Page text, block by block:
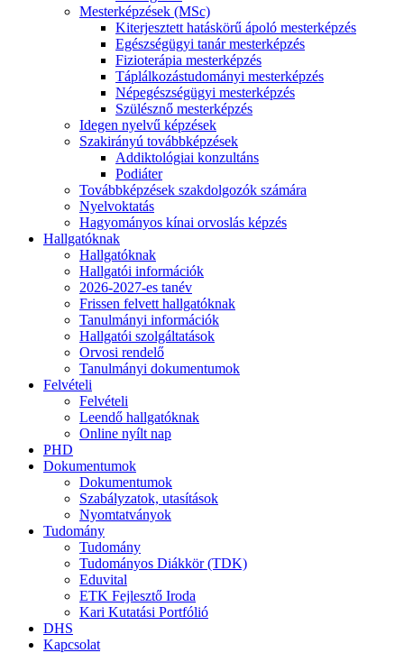
Mesterképzések (MSc)
Kiterjesztett hatáskörű ápoló mesterképzés
Egészségügyi tanár mesterképzés
Fizioterápia mesterképzés
Táplálkozástudományi mesterképzés
Népegészségügyi mesterképzés
Szülésznő mesterképzés
Idegen nyelvű képzések
Szakirányú továbbképzések
Addiktológiai konzultáns
Podiáter
Továbbképzések szakdolgozók számára
Nyelvoktatás
Hagyományos kínai orvoslás képzés
Hallgatóknak
Hallgatóknak
Hallgatói információk
2026-2027-es tanév
Frissen felvett hallgatóknak
Tanulmányi információk
Hallgatói szolgáltatások
Orvosi rendelő
Tanulmányi dokumentumok
Felvételi
Felvételi
Leendő hallgatóknak
Online nyílt nap
PHD
Dokumentumok
Dokumentumok
Szabályzatok, utasítások
Nyomtatványok
Tudomány
Tudomány
Tudományos Diákkör (TDK)
Eduvital
ETK Fejlesztő Iroda
Kari Kutatási Portfólió
DHS
Kapcsolat